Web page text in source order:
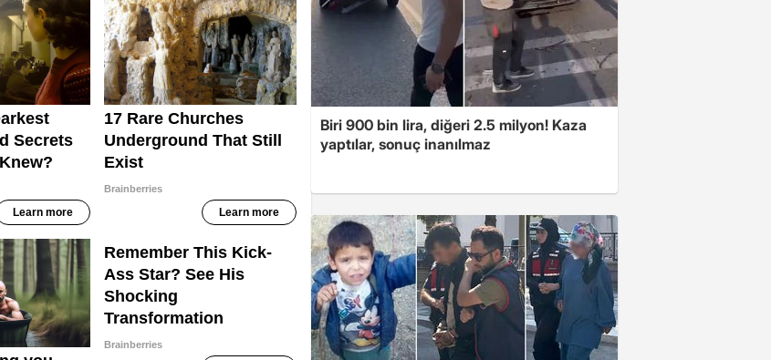
Biri 900 bin lira, diğeri 2.5 milyon! Kaza
yaptılar, sonuç inanılmaz